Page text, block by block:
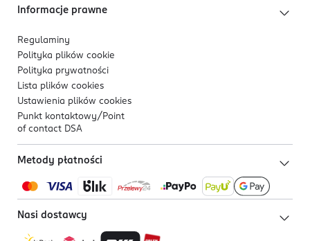
Informacje prawne
Regulaminy
Polityka plików cookie
Polityka prywatności
Lista plików cookies
Ustawienia plików cookies
Punkt kontaktowy/ Point
of contact DSA
Metody płatności
Nasi dostawcy